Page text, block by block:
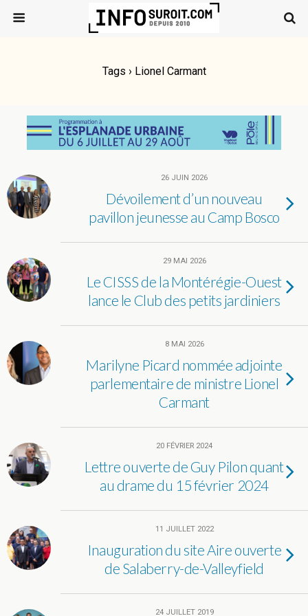
Tags › Lionel Carmant
26 JUIN 2026
Dévoilement d’un nouveau
pavillon jeunesse au Camp Bosco
29 MAI 2026
Le CISSS de la Montérégie-Ouest
lance le Club des petits jardiniers
8 MAI 2026
Marilyne Picard nommée adjointe
parlementaire de ministre Lionel
Carmant
20 FÉVRIER 2024
Lettre ouverte de Guy Pilon quant
au drame du 15 février 2024
11 JUILLET 2022
Inauguration du site Aire ouverte
de Salaberry-de-Valleyfield
24 JUILLET 2019